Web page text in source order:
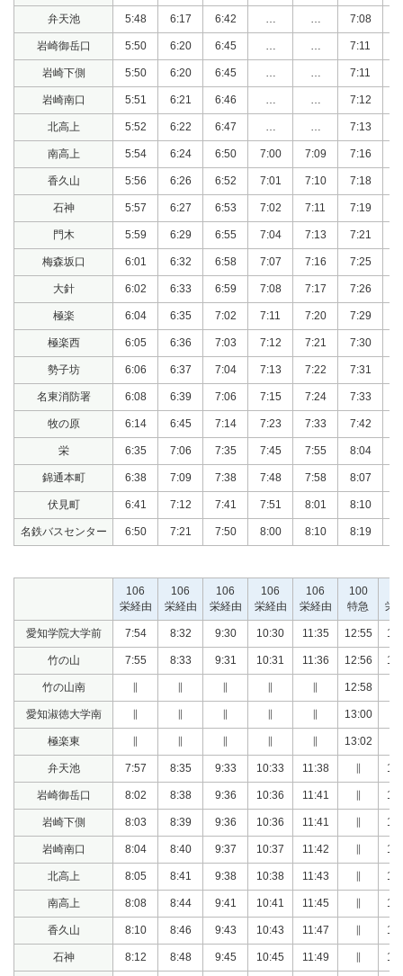
弁天池 5:48 6:17 6:42 7:08
岩崎御岳口 5:50 6:20 6:45 7:11
岩崎下側 5:50 6:20 6:45 7:11
岩崎南口 5:51 6:21 6:46 7:12
北高上 5:52 6:22 6:47 7:13
南高上 5:54 6:24 6:50 7:00 7:09 7:16
香久山 5:56 6:26 6:52 7:01 7:10 7:18
石神 5:57 6:27 6:53 7:02 7:11 7:19
門木 5:59 6:29 6:55 7:04 7:13 7:21
梅森坂口 6:01 6:32 6:58 7:07 7:16 7:25
大針 6:02 6:33 6:59 7:08 7:17 7:26
極楽 6:04 6:35 7:02 7:11 7:20 7:29
極楽西 6:05 6:36 7:03 7:12 7:21 7:30
勢子坊 6:06 6:37 7:04 7:13 7:22 7:31
名東消防署 6:08 6:39 7:06 7:15 7:24 7:33
牧の原 6:14 6:45 7:14 7:23 7:33 7:42
栄 6:35 7:06 7:35 7:45 7:55 8:04
錦通本町 6:38 7:09 7:38 7:48 7:58 8:07
伏見町 6:41 7:12 7:41 7:51 8:01 8:10
名鉄バスセンター 6:50 7:21 7:50 8:00 8:10 8:19
106
栄経由
106
栄経由
106
栄経由
106
栄経由
106
栄経由
100
特急
栄
愛知学院大学前 7:54 8:32 9:30 10:30 11:35 12:55
竹の山 7:55 8:33 9:31 10:31 11:36 12:56
竹の山南 ∥ ∥ ∥ ∥ ∥ 12:58
愛知淑徳大学南 ∥ ∥ ∥ ∥ ∥ 13:00
極楽東 ∥ ∥ ∥ ∥ ∥ 13:02
弁天池 7:57 8:35 9:33 10:33 11:38 ∥
岩崎御岳口 8:02 8:38 9:36 10:36 11:41 ∥
岩崎下側 8:03 8:39 9:36 10:36 11:41 ∥
岩崎南口 8:04 8:40 9:37 10:37 11:42 ∥
北高上 8:05 8:41 9:38 10:38 11:43 ∥
南高上 8:08 8:44 9:41 10:41 11:45 ∥
香久山 8:10 8:46 9:43 10:43 11:47 ∥
石神 8:12 8:48 9:45 10:45 11:49 ∥